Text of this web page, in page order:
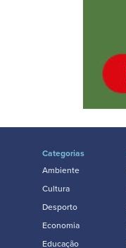
Categorias
Ambiente
Cultura
Desporto
Economia
Educação